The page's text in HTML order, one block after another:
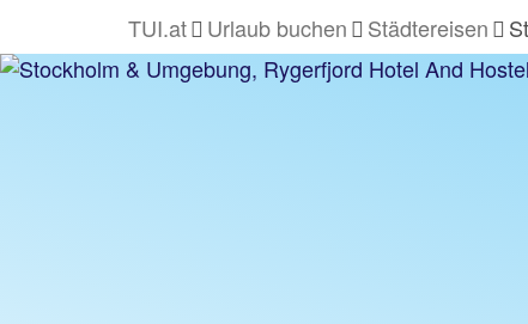
TUI.at Urlaub buchen Städtereisen